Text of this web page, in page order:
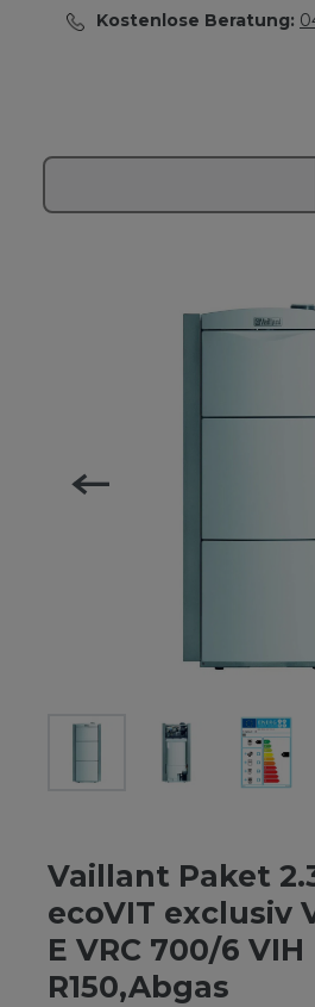
Kostenlose Beratung:
Vaillant Paket
ecoVIT exclusiv
E VRC 700/6 VIH
R150,Abgas